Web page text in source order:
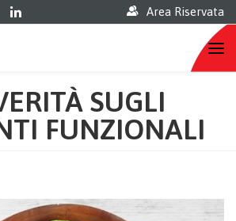
Area Riservata
SUGLI
FUNZIONALI